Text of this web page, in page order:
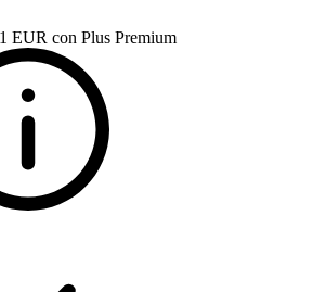
EUR con Plus Premium